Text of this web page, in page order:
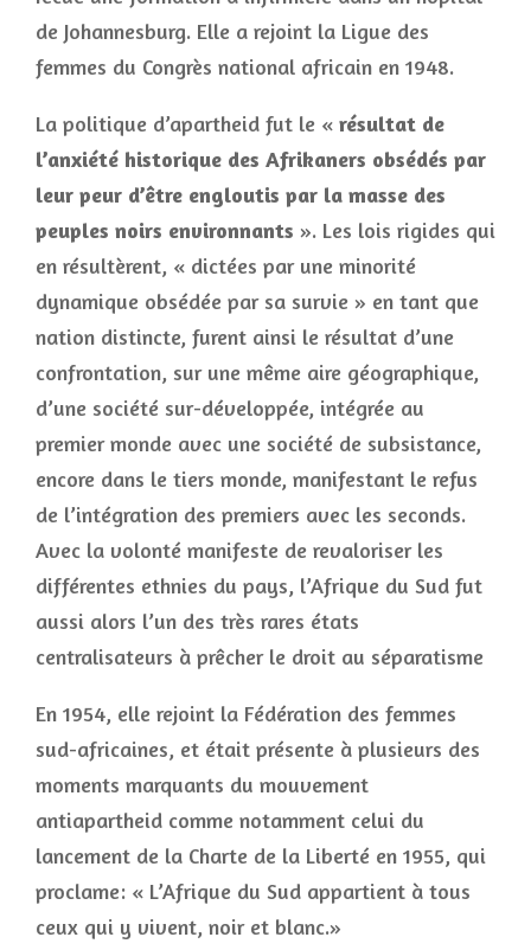
de Johannesburg. Elle a rejoint la Ligue des
femmes du Congrès national africain en 1948.
La politique d’apartheid fut le « résultat de
l’anxiété historique des Afrikaners obsédés par
leur peur d’être engloutis par la masse des
peuples noirs environnants ». Les lois rigides qui
en résultèrent, « dictées par une minorité
dynamique obsédée par sa survie » en tant que
nation distincte, furent ainsi le résultat d’une
confrontation, sur une même aire géographique,
d’une société sur-développée, intégrée au
premier monde avec une société de subsistance,
encore dans le tiers monde, manifestant le refus
de l’intégration des premiers avec les seconds.
Avec la volonté manifeste de revaloriser les
différentes ethnies du pays, l’Afrique du Sud fut
aussi alors l’un des très rares états
centralisateurs à prêcher le droit au séparatisme
En 1954, elle rejoint la Fédération des femmes
sud-africaines, et était présente à plusieurs des
moments marquants du mouvement
antiapartheid comme notamment celui du
lancement de la Charte de la Liberté en 1955, qui
proclame: « L’Afrique du Sud appartient à tous
ceux qui y vivent, noir et blanc.»